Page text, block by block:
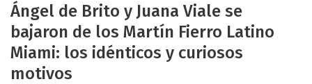
Ángel de Brito y Juana Viale se
bajaron de los Martín Fierro Latino
Miami: los idénticos y curiosos
motivos